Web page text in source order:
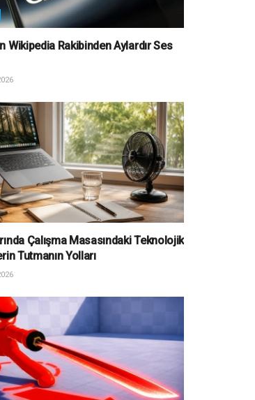
Wikipedia Rakibinden Aylardır Ses
Çalışma Masasındaki Teknolojik
Tutmanın Yolları